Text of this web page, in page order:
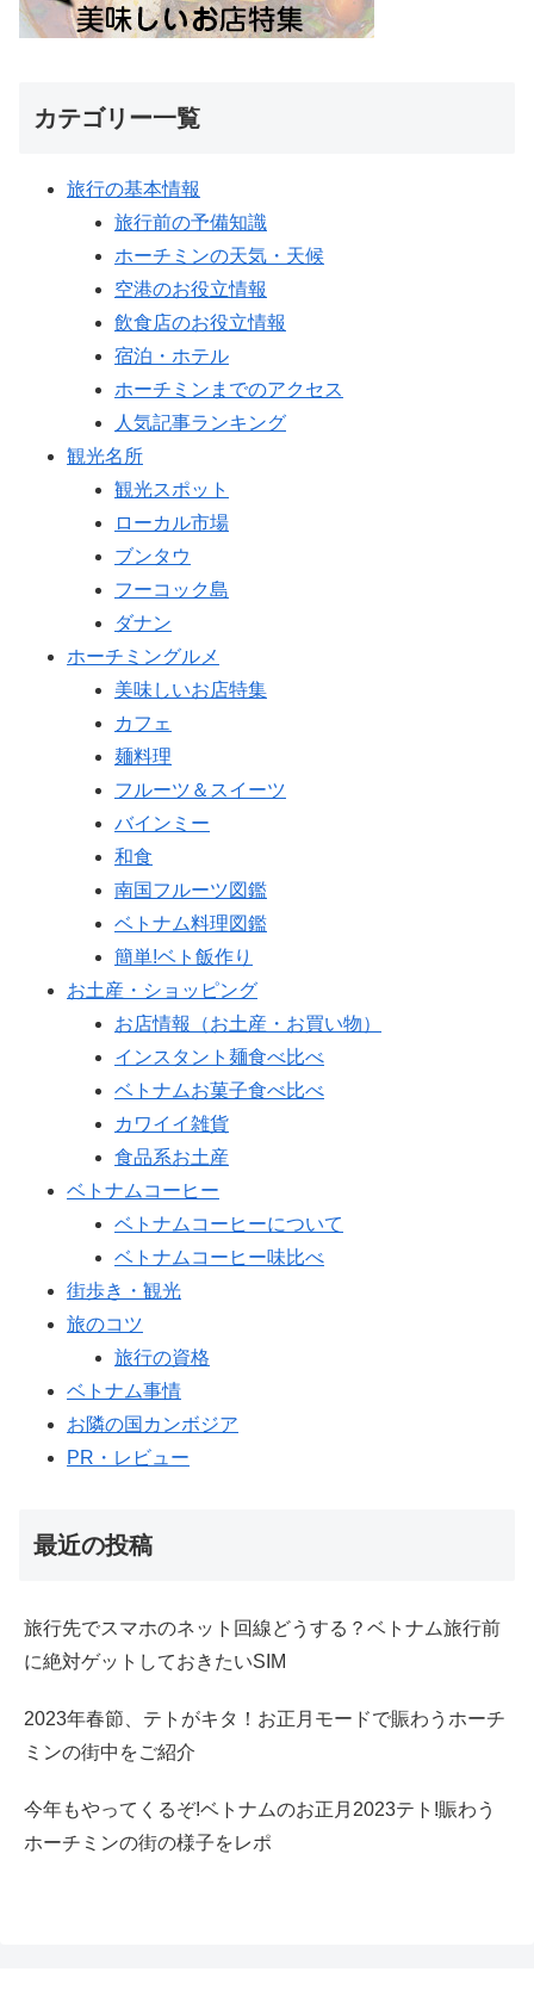
カテゴリー一覧
旅行の基本情報
旅行前の予備知識
ホーチミンの天気・天候
空港のお役立情報
飲食店のお役立情報
宿泊・ホテル
ホーチミンまでのアクセス
人気記事ランキング
観光名所
観光スポット
ローカル市場
ブンタウ
フーコック島
ダナン
ホーチミングルメ
美味しいお店特集
カフェ
麺料理
フルーツ＆スイーツ
バインミー
和食
南国フルーツ図鑑
ベトナム料理図鑑
簡単!ベト飯作り
お土産・ショッピング
お店情報（お土産・お買い物）
インスタント麺食べ比べ
ベトナムお菓子食べ比べ
カワイイ雑貨
食品系お土産
ベトナムコーヒー
ベトナムコーヒーについて
ベトナムコーヒー味比べ
街歩き・観光
旅のコツ
旅行の資格
ベトナム事情
お隣の国カンボジア
PR・レビュー
最近の投稿
旅行先でスマホのネット回線どうする？ベトナム旅行前
に絶対ゲットしておきたいSIM
2023年春節、テトがキタ！お正月モードで賑わうホーチ
ミンの街中をご紹介
今年もやってくるぞ!ベトナムのお正月2023テト!賑わう
ホーチミンの街の様子をレポ